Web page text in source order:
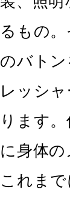
るもの
のバト
レッシ
ります
に身体
これま